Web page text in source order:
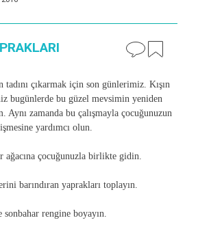
çıkarmak için son günlerimiz. Kışın
bugünlerde bu güzel mevsimin yeniden
Aynı zamanda bu çalışmayla çocuğunuzun
yardımcı olun.
ağacına çocuğunuzla birlikte gidin.
barındıran yaprakları toplayın.
sonbahar rengine boyayın.